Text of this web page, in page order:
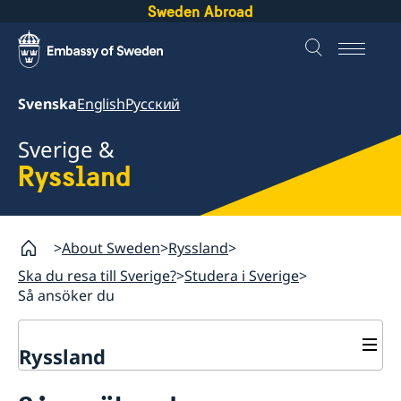
Sweden Abroad
SvenskaEnglishРусский
Sverige &
Ryssland
About Sweden Ryssland
Ska du resa till Sverige? Studera i Sverige
Så ansöker du
Ryssland